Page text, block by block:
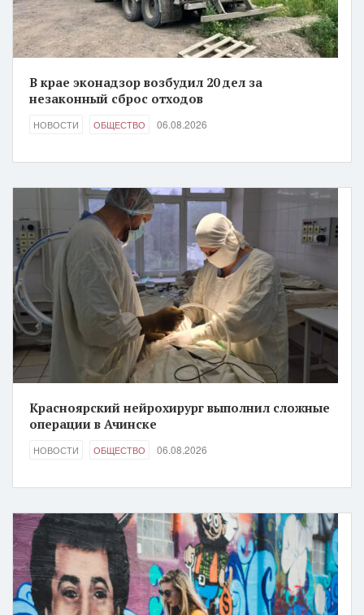
В крае эконадзор возбудил 20 дел за
незаконный сброс отходов
НОВОСТИ ОБЩЕСТВО 06.08.2026
Красноярский нейрохирург выполнил сложные
операции в Ачинске
НОВОСТИ ОБЩЕСТВО 06.08.2026